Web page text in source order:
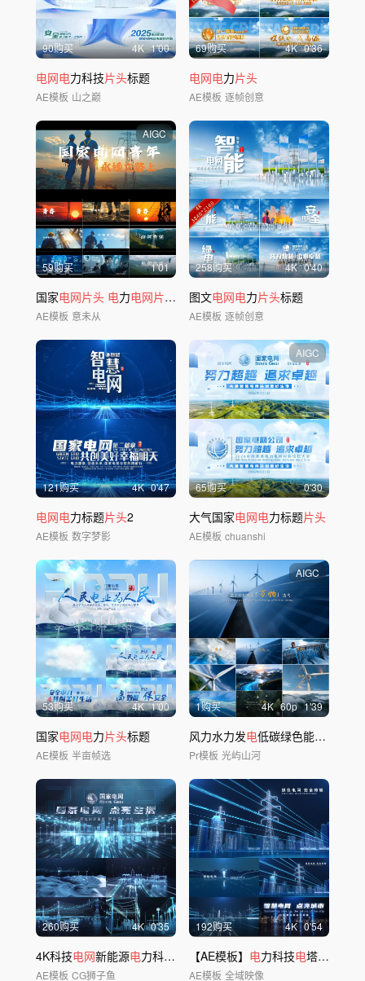
90购买 4K 1'00
电网电力科技片头标题
AE模板 山之巅
69购买 4K 0'36
电网电力片头
AE模板 逐帧创意
AIGC
59购买 1'01
国家电网片头 电力电网片头 企业励志片头
AE模板 意未从
258购买 4K 0'40
图文电网电力片头标题
AE模板 逐帧创意
121购买 4K 0'47
电网电力标题片头2
AE模板 数字梦影
AIGC
65购买 0'30
大气国家电网电力标题片头
AE模板 chuanshi
53购买 4K 1'00
国家电网电力片头标题
AE模板 半亩帧选
AIGC
1购买 4K 60p 1'39
风力水力发电低碳绿色能源环保科技
Pr模板 光屿山河
260购买 4K 0'35
4K科技电网新能源电力科技 片头
AE模板 CG狮子鱼
192购买 4K 0'54
【AE模板】 电力科技电塔能源变
AE模板 全域映像